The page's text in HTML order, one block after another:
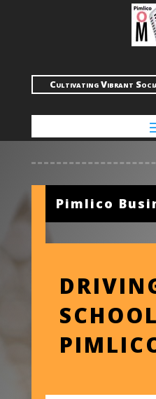
Cultivating Vibrant
Pimlico